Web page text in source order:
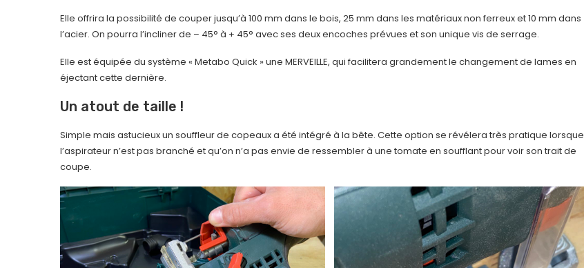
Elle offrira la possibilité de couper jusqu’à 100 mm dans le bois, 25 mm dans les matériaux non ferreux et 10 mm dans
l’acier. On pourra l’incliner de – 45° à + 45° avec ses deux encoches prévues et son unique vis de serrage.
Elle est équipée du système « Metabo Quick » une MERVEILLE, qui facilitera grandement le changement de lames en
éjectant cette dernière.
Un atout de taille !
Simple mais astucieux un souffleur de copeaux a été intégré à la bête. Cette option se révélera très pratique lorsque
l’aspirateur n’est pas branché et qu’on n’a pas envie de ressembler à une tomate en soufflant pour voir son trait de
coupe.